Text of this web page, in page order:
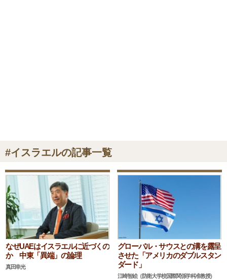
#イスラエルの記事一覧
なぜUAEはイスラエルに近づくの
か 中東「異端」の論理
真田幸光
グローバル・サウスとの溝を露呈
させた「アメリカのダブルスタン
ダード」
江崎智絵（防衛大学校国際関係学科准教授）